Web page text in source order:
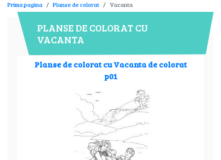
Prima pagina Planse de colorat Vacanta
PLANSE DE COLORAT CU
VACANTA
Planse de colorat cu Vacanta de colorat
p01